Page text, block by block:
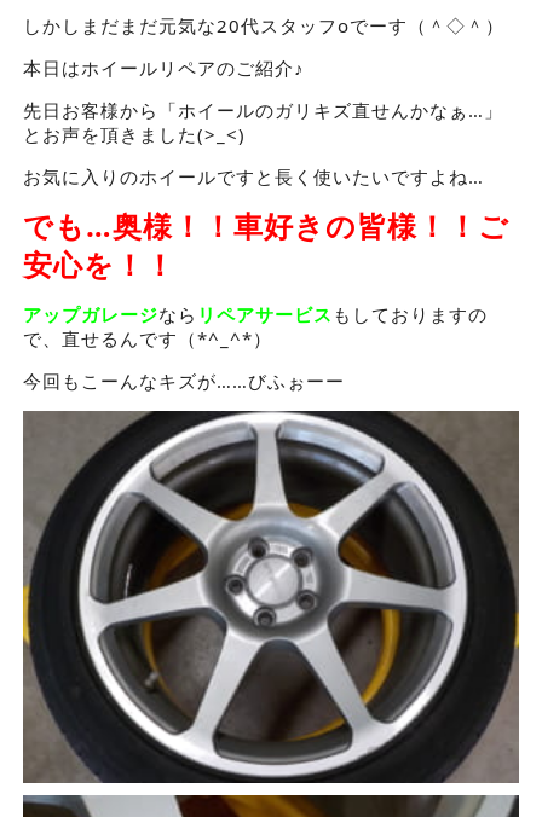
しかしまだまだ元気な20代スタッフoでーす（＾◇＾）
本日はホイールリペアのご紹介♪
先日お客様から「ホイールのガリキズ直せんかなぁ…」
とお声を頂きました(>_<)
お気に入りのホイールですと長く使いたいですよね…
でも…奥様！！車好きの皆様！！ご
安心を！！
アップガレージなら リペアサービス もしておりますの
で、直せるんです（*^_^*）
今回もこーんなキズが……びふぉーー